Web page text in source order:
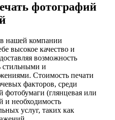
фотографий
нашей компании
высокое качество и
возможность
стильными и
Стоимость печати
факторов, среди
фотобумаги (глянцевая или
и необходимость
услуг, таких как